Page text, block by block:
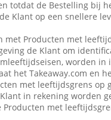
totdat de Bestelling bij
Klant op een snellere
Producten met
de Klant om
worden in
het Takeaway.com en
met leeftijdsgrens op
in rekening worden
met